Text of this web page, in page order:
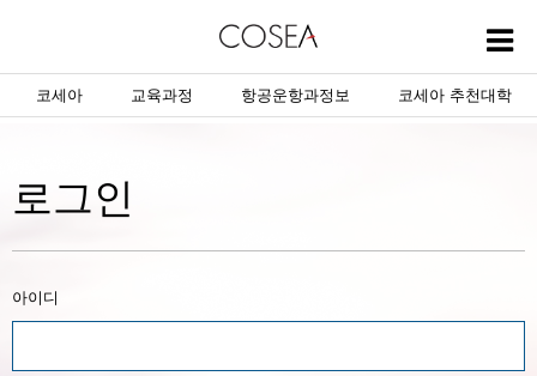
코세아 교육과정 항공운항과정보 코세아 추천대학
로그인
아이디